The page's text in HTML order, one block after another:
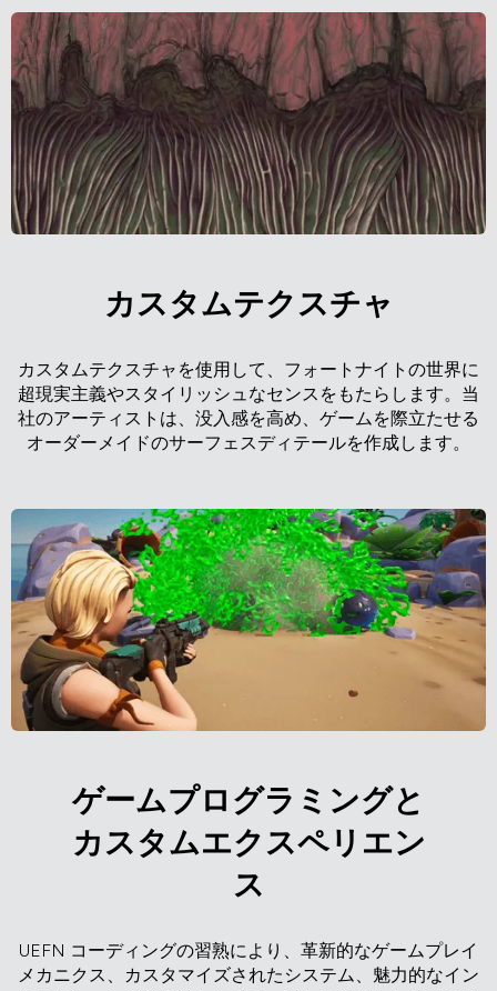
カスタムテクスチャ
カスタムテクスチャを使用して、フォートナイトの世界に
超現実主義やスタイリッシュなセンスをもたらします。当
社のアーティストは、没入感を高め、ゲームを際立たせる
オーダーメイドのサーフェスディテールを作成します。
ゲームプログラミングと
カスタムエクスペリエン
ス
UEFN コーディングの習熟により、革新的なゲームプレイ
メカニクス、カスタマイズされたシステム、魅力的なイン